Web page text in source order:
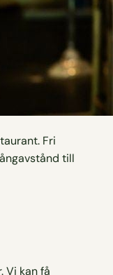
Fri
till
Vi kan få